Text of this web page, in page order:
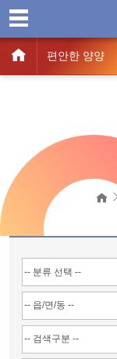
편안한 양양